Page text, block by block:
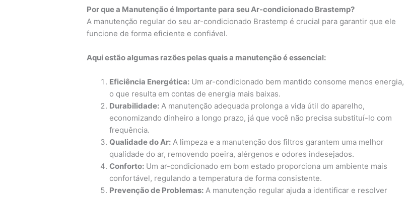
Por que a Manutenção é Importante para seu Ar-condicionado Brastemp?
A manutenção regular do seu ar-condicionado Brastemp é crucial para garantir que ele
funcione de forma eficiente e confiável.
Aqui estão algumas razões pelas quais a manutenção é essencial:
Eficiência Energética: Um ar-condicionado bem mantido consome menos energia,
o que resulta em contas de energia mais baixas.
Durabilidade: A manutenção adequada prolonga a vida útil do aparelho,
economizando dinheiro a longo prazo, já que você não precisa substituí-lo com
frequência.
Qualidade do Ar: A limpeza e a manutenção dos filtros garantem uma melhor
qualidade do ar, removendo poeira, alérgenos e odores indesejados.
Conforto: Um ar-condicionado em bom estado proporciona um ambiente mais
confortável, regulando a temperatura de forma consistente.
Prevenção de Problemas: A manutenção regular ajuda a identificar e resolver